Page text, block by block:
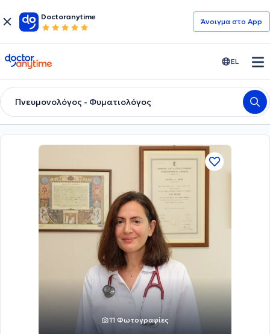
Doctoranytime
Άνοιγμα στο App
doctoranytime EL
Πνευμονολόγος - Φυματιολόγος
11 Φωτογραφίες